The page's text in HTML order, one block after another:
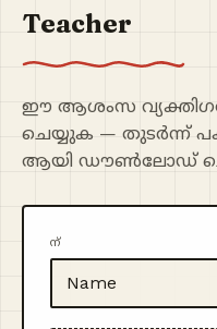
Teacher
ഈ ആശംസ
ചെയ്യുക — തുടർന്ന്
ആയി ഡൗൺലോഡ്
ന്